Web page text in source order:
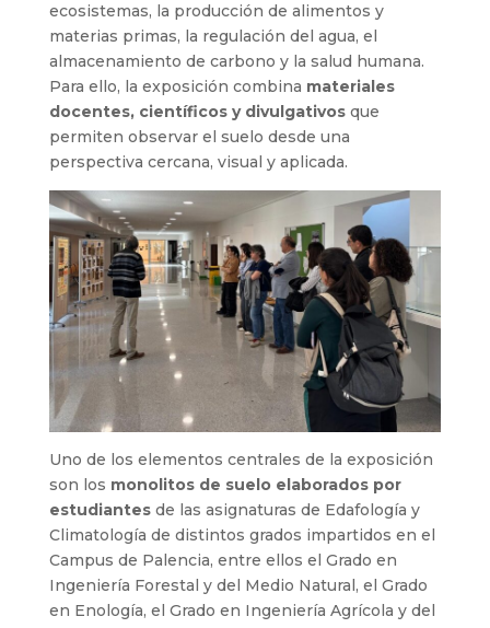
ecosistemas, la producción de alimentos y
materias primas, la regulación del agua, el
almacenamiento de carbono y la salud humana.
Para ello, la exposición combina materiales
docentes, científicos y divulgativosque
permiten observar el suelo desde una
perspectiva cercana, visual y aplicada.
Uno de los elementos centrales de la exposición
son los monolitos de suelo elaborados por
estudiantesde las asignaturas de Edafología y
Climatología de distintos grados impartidos en el
Campus de Palencia, entre ellos el Grado en
Ingeniería Forestal y del Medio Natural, el Grado
en Enología, el Grado en Ingeniería Agrícola y del